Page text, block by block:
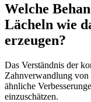
Welche
Lächeln wie
erzeugen?
Das Verständnis der
Zahnverwandlung
ähnliche
einzuschätzen.